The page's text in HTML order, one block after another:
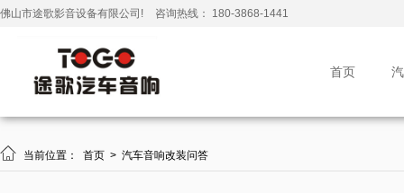
佛山市途歌影音设备有限公司! 咨询热线： 180-3868-1441
首页
 当前位置： 首页 > 汽车音响改装问答